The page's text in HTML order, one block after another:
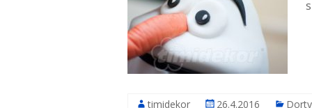
timidekor 26.4.2016 Dorty